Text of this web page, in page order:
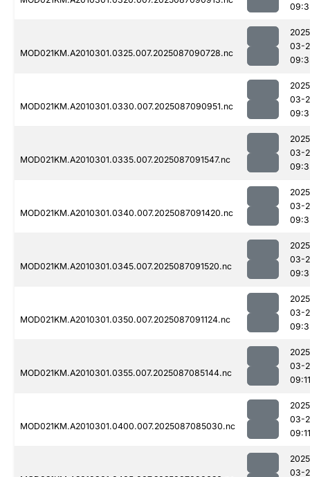
MOD021KM.A2010301.0325.007.2025087090728.nc
03-
MOD021KM.A2010301.0330.007.2025087090951.nc
03-
MOD021KM.A2010301.0335.007.2025087091547.nc
03-
MOD021KM.A2010301.0340.007.2025087091420.nc
03-
MOD021KM.A2010301.0345.007.2025087091520.nc
03-
MOD021KM.A2010301.0350.007.2025087091124.nc
03-
MOD021KM.A2010301.0355.007.2025087085144.nc
03-
09:11
MOD021KM.A2010301.0400.007.2025087085030.nc
03-
09:11
03-